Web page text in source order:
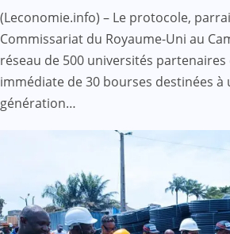
(Leconomie.info) – Le protocole,
Commissariat du Royaume-Uni au
réseau de 500 universités partenaires
immédiate de 30 bourses destinées à
génération…